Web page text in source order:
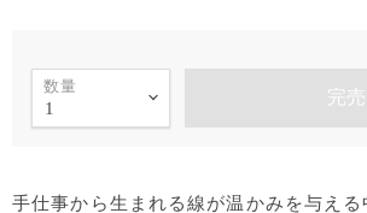
数量 完売
手仕事から生まれる線が温かみを与える